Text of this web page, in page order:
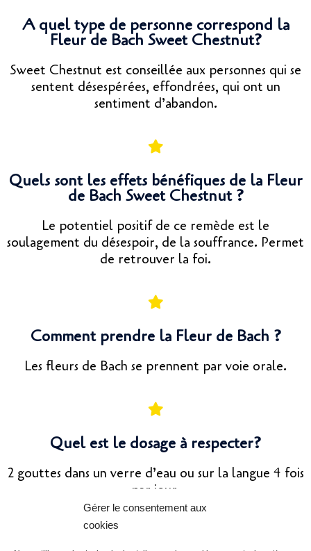
Gérer le consentement aux
cookies
A quel type de personne correspond la
Fleur de Bach Sweet Chestnut?
Sweet Chestnut est conseillée aux personnes qui se
sentent désespérées, effondrées, qui ont un
sentiment d’abandon.
Quels sont les effets bénéfiques de la Fleur
de Bach Sweet Chestnut ?
Le potentiel positif de ce remède est le
soulagement du désespoir, de la souffrance. Permet
de retrouver la foi.
Comment prendre la Fleur de Bach ?
Les fleurs de Bach se prennent par voie orale.
Quel est le dosage à respecter?
2 gouttes dans un verre d’eau ou sur la langue 4 fois
par jour.